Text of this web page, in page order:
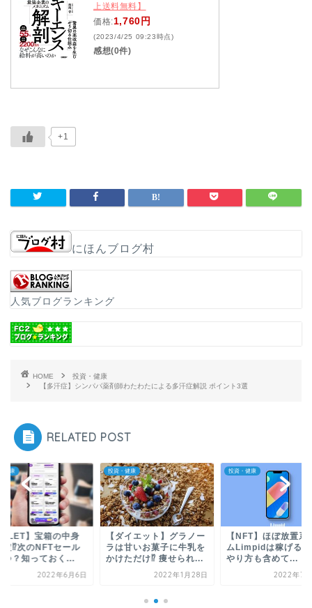
上送料無料】
価格:1,760円
(2023/4/25 09:23時点)
感想(0件)
+1
にほんブログ村
人気ブログランキング
HOME
投資・健康
【多汗症】シンパパ薬剤師わたわたによる多汗症解説 ポイント3選
RELATED POST
健康
】宝箱の中身
定⁉次のNFTセール
つ？知っておく...
2022年6月6日
投資・健康
【ダイエット】グラノー
ラは甘いお菓子に牛乳を
かけただけ⁉ 痩せられ...
2022年1月28日
投資・健康
【NFT】ほぼ放置系
ムLimpidは稼げる
やり方も含めて...
2022年7